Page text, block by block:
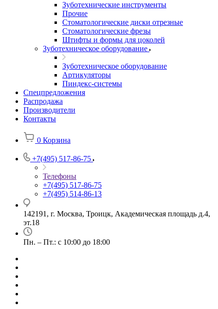
Зуботехнические инструменты
Прочие
Стоматологические диски отрезные
Стоматологические фрезы
Штифты и формы для цоколей
Зуботехническое оборудование
Зуботехническое оборудование
Артикуляторы
Пиндекс-системы
Спецпредложения
Распродажа
Производители
Контакты
0 Корзина
+7(495) 517-86-75
Телефоны
+7(495) 517-86-75
+7(495) 514-86-13
142191, г. Москва, Троицк, Академическая площадь д.4,
эт.18
Пн. – Пт.: с 10:00 до 18:00